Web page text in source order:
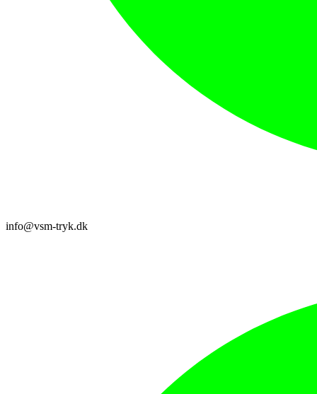
info@vsm-tryk.dk